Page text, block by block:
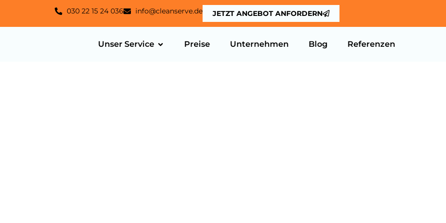
030 22 15 24 036 info@cleanserve.de JETZT ANGEBOT ANFORDERN
Unser Service Preise Unternehmen Blog Referenzen